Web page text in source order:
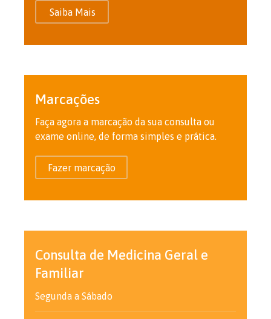
Saiba Mais
Marcações
Faça agora a marcação da sua consulta ou
exame online, de forma simples e prática.
Fazer marcação
Consulta de Medicina Geral e
Familiar
Segunda a Sábado